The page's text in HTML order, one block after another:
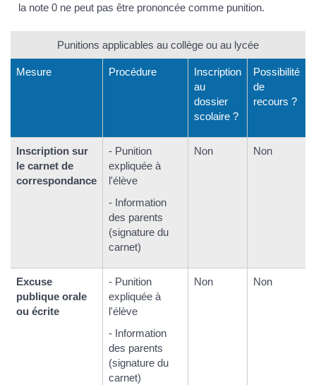
la note 0 ne peut pas être prononcée comme punition.
Punitions applicables au collège ou au lycée
Mesure Procédure
Inscription
au
dossier
scolaire ?
Possibilité
de
recours ?
Inscription sur
le carnet de
correspondance
- Punition
expliquée à
l'élève
- Information
des parents
(signature du
carnet)
Non Non
Excuse
publique orale
ou écrite
- Punition
expliquée à
l'élève
- Information
des parents
(signature du
carnet)
Non Non